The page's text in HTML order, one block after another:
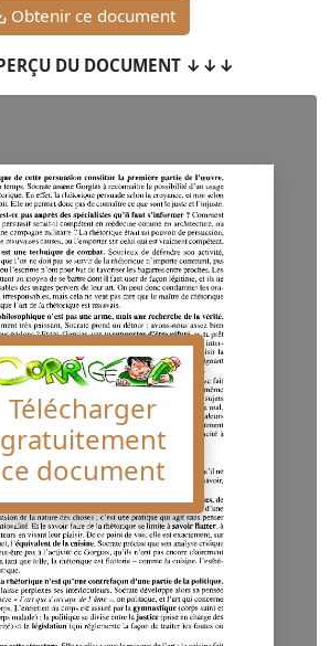
Obtenir ce document
DU DOCUMENT ↓↓↓
Télécharger
gratuitement
ce document